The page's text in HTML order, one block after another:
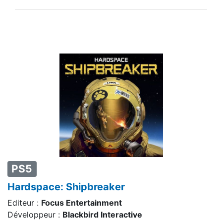
PS5
Hardspace: Shipbreaker
Editeur : Focus Entertainment
Développeur : Blackbird Interactive